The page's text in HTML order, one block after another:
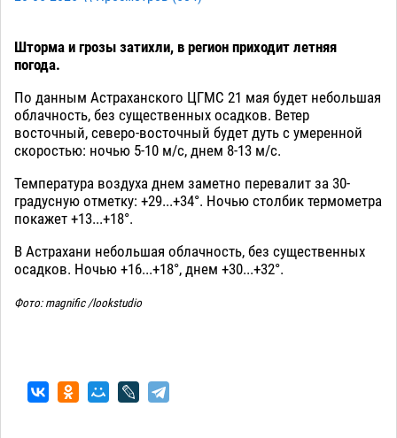
Шторма и грозы затихли, в регион приходит летняя
погода.
По данным Астраханского ЦГМС 21 мая будет небольшая
облачность, без существенных осадков. Ветер
восточный, северо-восточный будет дуть с умеренной
скоростью: ночью 5-10 м/с, днем 8-13 м/с.
Температура воздуха днем заметно перевалит за 30-
градусную отметку: +29...+34°. Ночью столбик термометра
покажет +13...+18°.
В Астрахани небольшая облачность, без существенных
осадков. Ночью +16...+18°, днем +30...+32°.
Фото: magnific /lookstudio